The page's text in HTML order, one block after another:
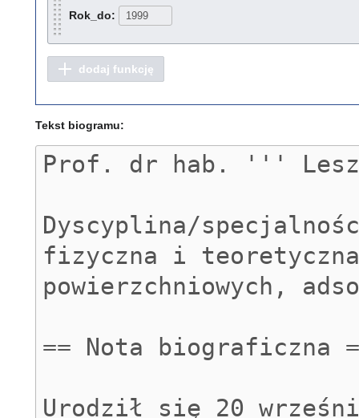
Rok_do:
dodaj funkcję
Tekst biogramu: